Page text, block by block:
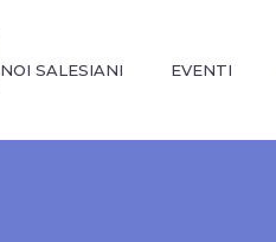
NOI SALESIANI EVENTI